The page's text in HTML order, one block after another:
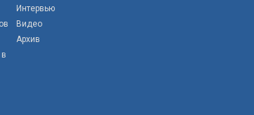
Интервью
Видео
Архив